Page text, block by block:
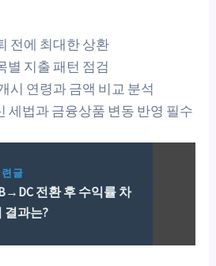
전에 최대한 상환
별 지출 패턴 점검
시 연령과 금액 비교 분석
세법과 금융상품 변동 반영 필수
글
전환 후 수익률 차
결과는?